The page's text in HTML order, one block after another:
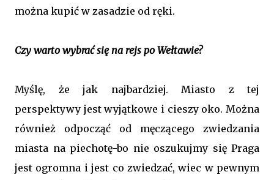
można kupić w zasadzie od ręki.
Czy warto wybrać się na rejs po Wełtawie?
Myślę, że jak najbardziej. Miasto z tej
perspektywy jest wyjątkowe i cieszy oko. Można
również odpocząć od męczącego zwiedzania
miasta na piechotę-bo nie oszukujmy się Praga
jest ogromna i jest co zwiedzać, wiec w pewnym